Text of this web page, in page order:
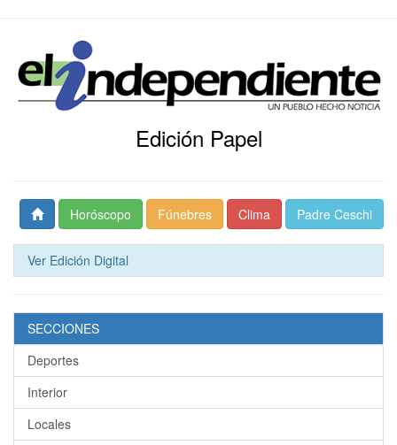
Edición Papel
Horóscopo Fúnebres Clima Padre Ceschi
Ver Edición Digital
SECCIONES
Deportes
Interior
Locales